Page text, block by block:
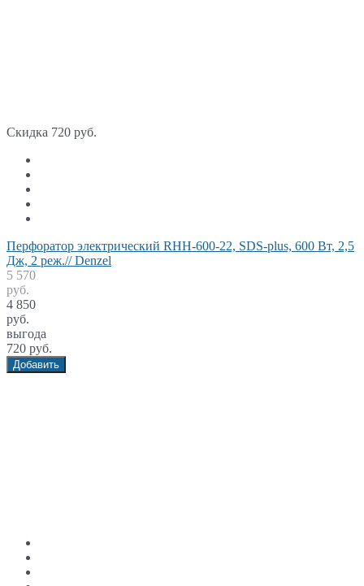
Скидка 720 руб.
Перфоратор электрический RHH-600-22, SDS-plus, 600 Вт, 2,5
Дж, 2 реж.// Denzel
5 570
руб.
4 850
руб.
выгода
720 руб.
Добавить